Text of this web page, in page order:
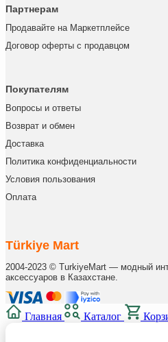
Партнерам
Продавайте на Маркетплейсе
Договор оферты с продавцом
Покупателям
Вопросы и ответы
Возврат и обмен
Доставка
Политика конфиденциальности
Условия пользования
Оплата
Türkiye Mart
2004-2023 © TurkiyeMart — модный
аксессуаров в Казахстане.
Главная Каталог